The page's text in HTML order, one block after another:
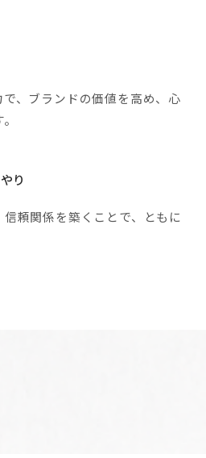
、ブランドの価値を高め、心
り
頼関係を築くことで、ともに